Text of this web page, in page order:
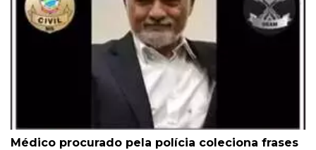
Médico procurado pela polícia coleciona frases